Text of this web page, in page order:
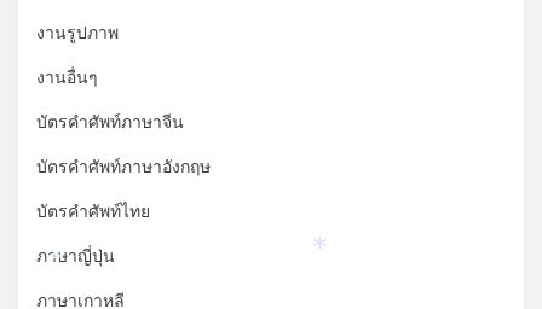
งานรูปภาพ
งานอื่นๆ
บัตรคำศัพท์ภาษาจีน
บัตรคำศัพท์ภาษาอังกฤษ
บัตรคำศัพท์ไทย
ภาษาญี่ปุ่น
ภาษาเกาหลี